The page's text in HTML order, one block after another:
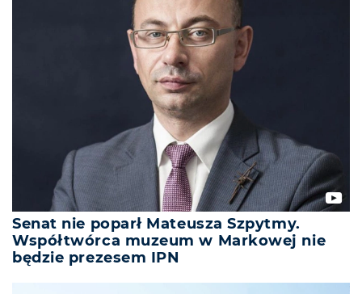
Senat nie poparł Mateusza Szpytmy.
Współtwórca muzeum w Markowej nie
będzie prezesem IPN